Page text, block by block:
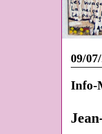
09/
Info-